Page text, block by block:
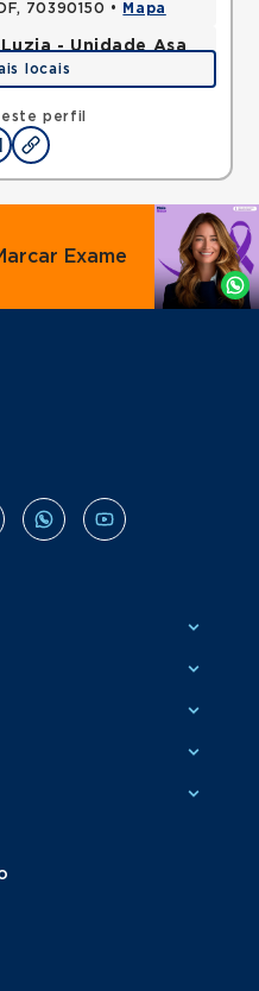
perfil
70390150 • Mapa
- Unidade Asa
70390903 •Mapa
locais
Agende
por
Whatsapp
Exame